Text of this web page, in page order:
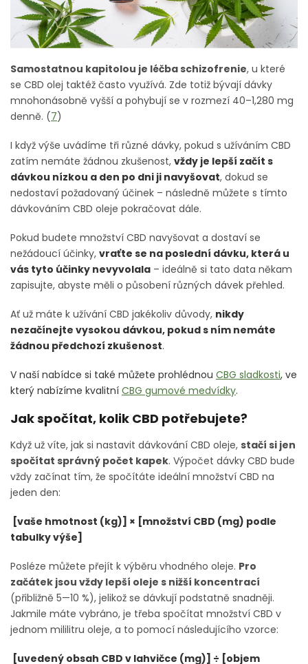
Samostatnou kapitolou je léčba schizofrenie, u které
se CBD olej taktéž často využívá. Zde totiž bývají dávky
mnohonásobně vyšší a pohybují se v rozmezí 40–1,280 mg
denně. (7)
I když výše uvádíme tři různé dávky, pokud s užíváním CBD
zatím nemáte žádnou zkušenost, vždy je lepší začít s
dávkou nízkou a den po dni ji navyšovat, dokud se
nedostaví požadovaný účinek – následně můžete s tímto
dávkováním CBD oleje pokračovat dále.
Pokud budete množství CBD navyšovat a dostaví se
nežádoucí účinky, vraťte se na poslední dávku, která u
vás tyto účinky nevyvolala – ideálně si tato data někam
zapisujte, abyste měli o působení různých dávek přehled.
Ať už máte k užívání CBD jakékoliv důvody, nikdy
nezačínejte vysokou dávkou, pokud s ním nemáte
žádnou předchozí zkušenost.
V naší nabídce si také můžete prohlédnou CBG sladkosti, ve
který nabízíme kvalitní CBG gumové medvídky.
Jak spočítat, kolik CBD potřebujete?
Když už víte, jak si nastavit dávkování CBD oleje, stačí si jen
spočítat správný počet kapek. Výpočet dávky CBD bude
vždy začínat tím, že spočítáte ideální množství CBD na
jeden den:
[vaše hmotnost (kg)] × [množství CBD (mg) podle
tabulky výše]
Posléze můžete přejít k výběru vhodného oleje. Pro
začátek jsou vždy lepší oleje s nižší koncentrací
(přibližně 5—10 %), jelikož se dávkují podstatně snadněji.
Jakmile máte vybráno, je třeba spočítat množství CBD v
jednom mililitru oleje, a to pomocí následujícího vzorce:
[uvedený obsah CBD v lahvičce (mg)] ÷ [objem